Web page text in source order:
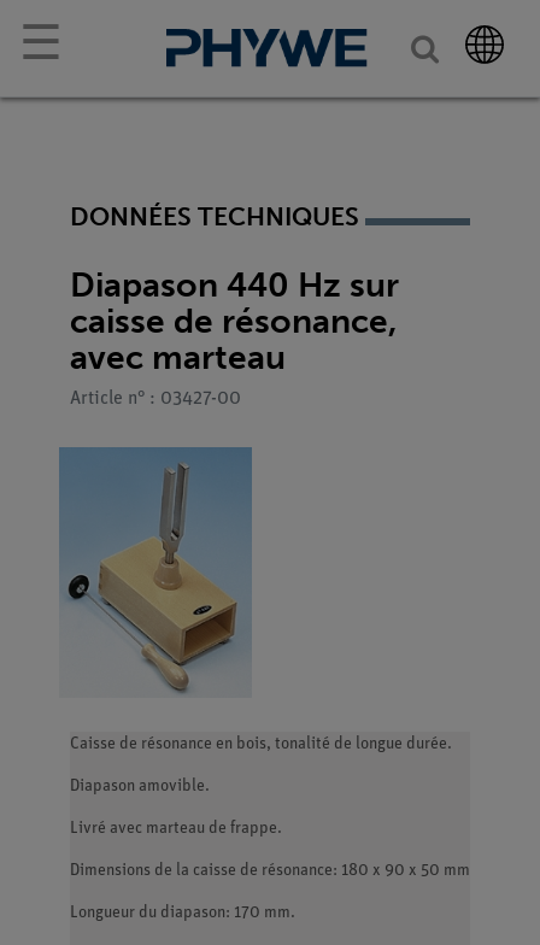
☰
DONNÉES TECHNIQUES
Diapason 440 Hz sur
caisse de résonance,
avec marteau
Article n° : 03427-00
Caisse de résonance en bois, tonalité de longue durée.
Diapason amovible.
Livré avec marteau de frappe.
Dimensions de la caisse de résonance: 180 x 90 x 50 mm
Longueur du diapason: 170 mm.